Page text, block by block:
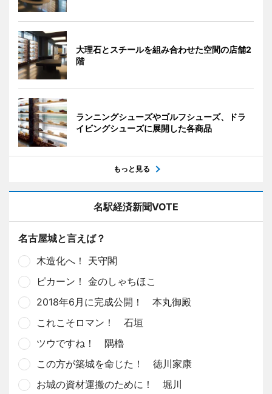
大理石とスチールを組み合わせた空間の店舗2
階
ランニングシューズやゴルフシューズ、ドラ
イビングシューズに展開した各商品
もっと見る
名駅経済新聞VOTE
名古屋城と言えば？
木造化へ！ 天守閣
ピカーン！ 金のしゃちほこ
2018年6月に完成公開！ 本丸御殿
これこそロマン！ 石垣
ツウですね！ 隅櫓
この方が築城を命じた！ 徳川家康
お城の資材運搬のために！ 堀川